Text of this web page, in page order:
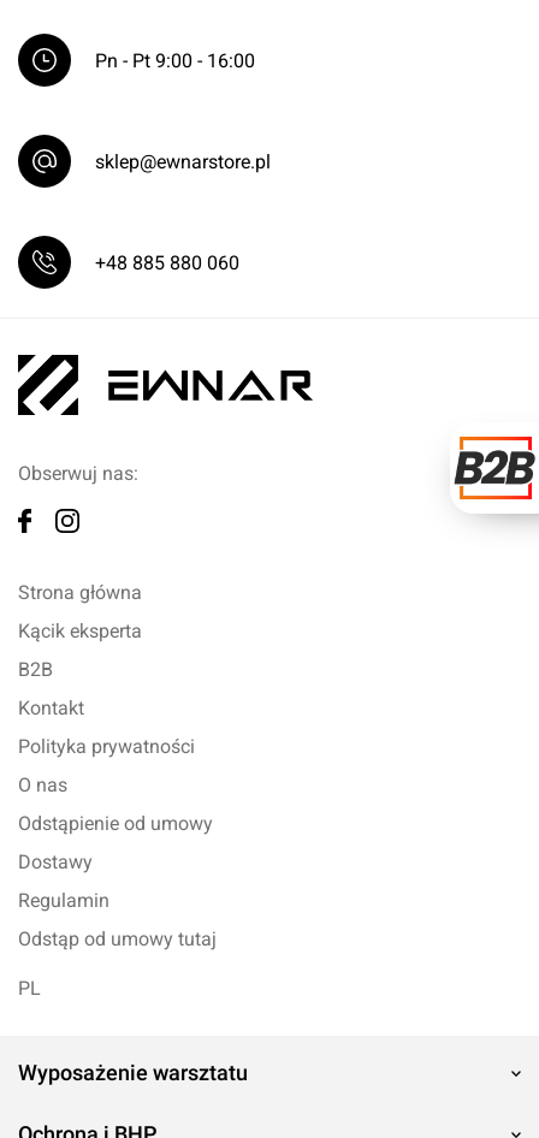
Pn - Pt 9:00 - 16:00
sklep@ewnarstore.pl
+48 885 880 060
Obserwuj nas:
Strona główna
Kącik eksperta
B2B
Kontakt
Polityka prywatności
O nas
Odstąpienie od umowy
Dostawy
Regulamin
Odstąp od umowy tutaj
PL
Wyposażenie warsztatu